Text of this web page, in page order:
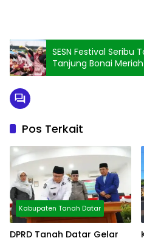
SESN Festival Seribu
Tanjung Bonai Meriah
Pos Terkait
Kabupaten Tanah Datar
DPRD Tanah Datar Gelar